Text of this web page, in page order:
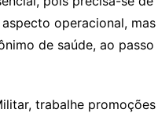
operacional,
de saúde, ao
trabalhe